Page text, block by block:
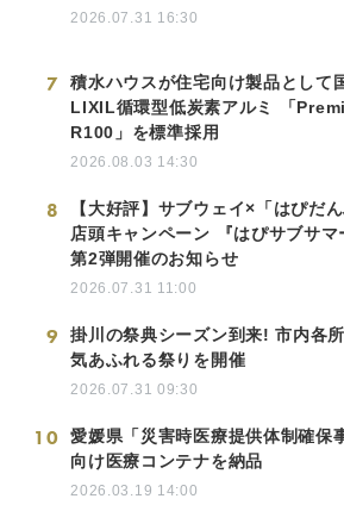
2026.07.31 16:30
7
積水ハウスが住宅向け製品として
LIXIL循環型低炭素アルミ 「
R100」を標準採用
2026.08.03 14:30
8
【大好評】サブウェイ×「はぴだん
店頭キャンペーン 『はぴサブサマ
第2弾開催のお知らせ
2026.07.31 11:00
9
掛川の祭典シーズン到来! 市内各
気あふれる祭りを開催
2026.07.31 09:30
10
愛媛県「災害時医療提供体制確保
向け医療コンテナを納品
2026.03.19 14:00